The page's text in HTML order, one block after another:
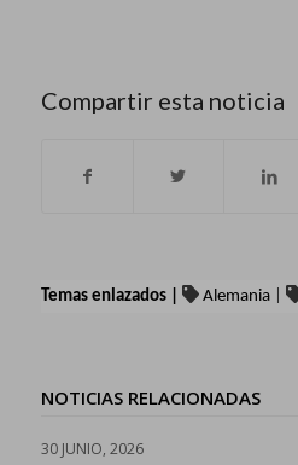
Compartir esta noticia
Temas enlazados | Alemania
NOTICIAS RELACIONADAS
30 JUNIO, 2026